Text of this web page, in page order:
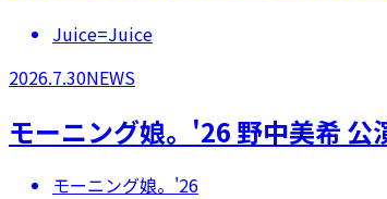
Juice=Juice
2026.7.30NEWS
モーニング娘。'26 野中美希 公
モーニング娘。'26